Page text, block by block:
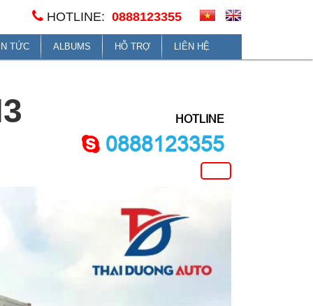
HOTLINE: 0888123355
TỨC ALBUMS HỖ TRỢ LIÊN HỆ
HOTLINE
0888123355